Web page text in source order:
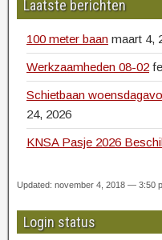
Laatste berichten
100 meter baan maart 4,
Werkzaamheden 08-02
Schietbaan
24, 2026
KNSA Pasje 2026
Updated: november 4, 2018 — 3:50
Login status